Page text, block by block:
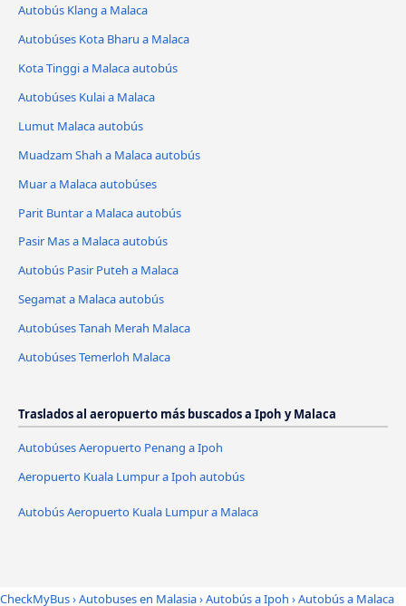
Autobús Klang a Malaca
Autobúses Kota Bharu a Malaca
Kota Tinggi a Malaca autobús
Autobúses Kulai a Malaca
Lumut Malaca autobús
Muadzam Shah a Malaca autobús
Muar a Malaca autobúses
Parit Buntar a Malaca autobús
Pasir Mas a Malaca autobús
Autobús Pasir Puteh a Malaca
Segamat a Malaca autobús
Autobúses Tanah Merah Malaca
Autobúses Temerloh Malaca
Traslados al aeropuerto más buscados a Ipoh y Malaca
Autobúses Aeropuerto Penang a Ipoh
Aeropuerto Kuala Lumpur a Ipoh autobús
Autobús Aeropuerto Kuala Lumpur a Malaca
CheckMyBus›Autobuses en Malasia›Autobús a Ipoh ›Autobús a Malaca